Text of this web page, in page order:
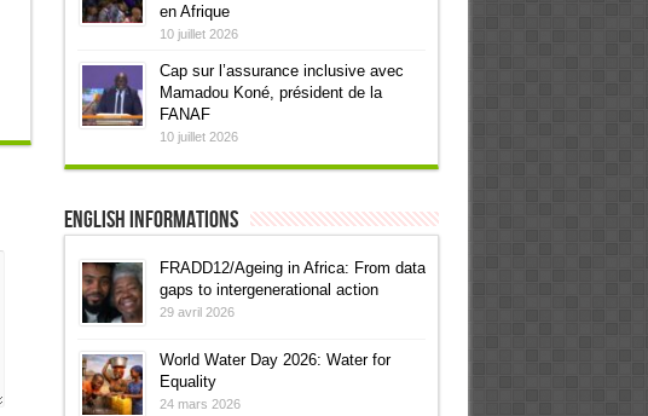
en Afrique
10 juillet 2026
Cap sur l’assurance inclusive avec
Mamadou Koné, président de la
FANAF
10 juillet 2026
English informations
FRADD12/Ageing in Africa: From data
gaps to intergenerational action
29 avril 2026
World Water Day 2026: Water for
Equality
24 mars 2026